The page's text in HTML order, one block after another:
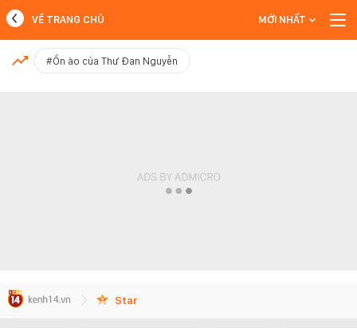
MỚI NHẤT
VỀ TRANG CHỦ MỚI NHẤT
#Ồn ào của Thư Đan Nguyễn
Star